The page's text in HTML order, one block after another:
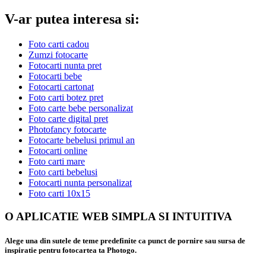
V-ar putea interesa si:
Foto carti cadou
Zumzi fotocarte
Fotocarti nunta pret
Fotocarti bebe
Fotocarti cartonat
Foto carti botez pret
Foto carte bebe personalizat
Foto carte digital pret
Photofancy fotocarte
Fotocarte bebelusi primul an
Fotocarti online
Foto carti mare
Foto carti bebelusi
Fotocarti nunta personalizat
Foto carti 10x15
O APLICATIE WEB SIMPLA SI INTUITIVA
Alege una din sutele de teme predefinite ca punct de pornire sau sursa de
inspiratie pentru fotocartea ta Photogo.